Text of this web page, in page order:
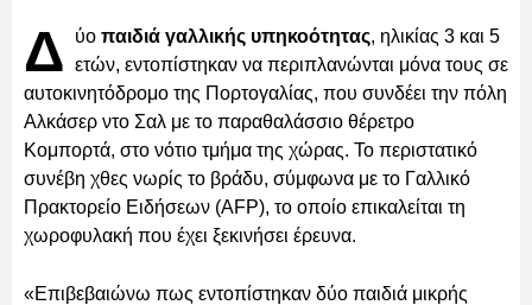
Δ ύο παιδιά γαλλικής υπηκοότητας, ηλικίας 3 και 5
ετών, εντοπίστηκαν να περιπλανώνται μόνα τους σε
αυτοκινητόδρομο της Πορτογαλίας, που συνδέει την πόλη
Αλκάσερ ντο Σαλ με το παραθαλάσσιο θέρετρο
Κομπορτά, στο νότιο τμήμα της χώρας. Το περιστατικό
συνέβη χθες νωρίς το βράδυ, σύμφωνα με το Γαλλικό
Πρακτορείο Ειδήσεων (AFP), το οποίο επικαλείται τη
χωροφυλακή που έχει ξεκινήσει έρευνα.
«Επιβεβαιώνω πως εντοπίστηκαν δύο παιδιά μικρής